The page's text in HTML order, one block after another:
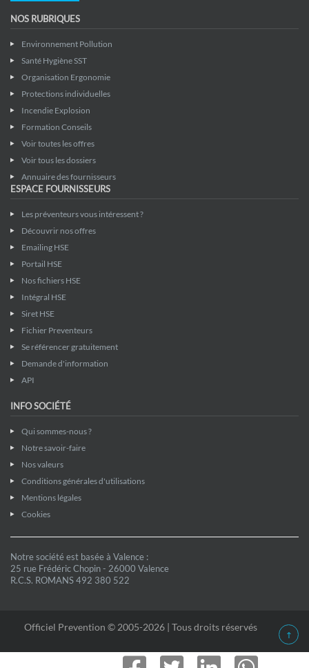
NOS RUBRIQUES
Environnement Pollution
Santé Hygiène SST
Organisation Ergonomie
Protections individuelles
Incendie Explosion
Formation Conseils
Voir toutes les offres
Voir tous les dossiers
Annuaire des fournisseurs
ESPACE FOURNISSEURS
Les préventeurs vous intéressent ?
Découvrir nos offres
Emailing HSE
Portail HSE
Nos fichiers HSE
Intégral HSE
Siret HSE
Fichier Preventeurs
Se référencer gratuitement
Demande d'information
API
INFO SOCIÉTÉ
Qui sommes-nous ?
Notre savoir-faire
Nos valeurs
Conditions générales d'utilisations
Mentions légales
Cookies
Notre société est basée à Valence :
25 rue Frédéric Chopin - 26000 Valence
R.C.S. ROMANS 492 380 522
Officiel Prevention © 2005-2026 | Tous droits réservés